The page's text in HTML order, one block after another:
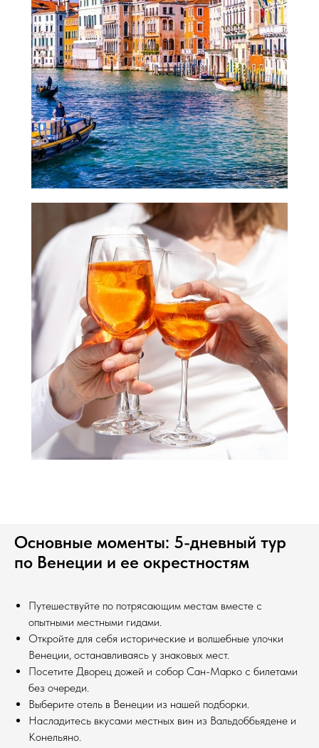
Основные моменты: 5-дневный тур
по Венеции и ее окрестностям
Путешествуйте по потрясающим местам вместе с
опытными местными гидами.
Откройте для себя исторические и волшебные улочки
Венеции, останавливаясь у знаковых мест.
Посетите Дворец дожей и собор Сан-Марко с билетами
без очереди.
Выберите отель в Венеции из нашей подборки.
Насладитесь вкусами местных вин из Вальдоббьядене и
Конельяно.